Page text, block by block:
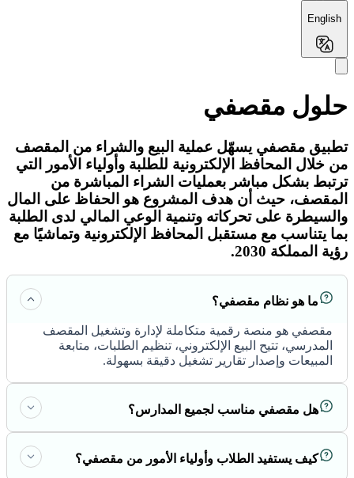
English
حلول مقصفي
تطبيق مقصفي يسهّل عملية البيع والشراء من المقصف
من خلال المحافظ الإلكترونية للطلبة وأولياء الأمور التي
ترتبط بشكل مباشر بعمليات الشراء المباشرة من
المقصف، حيث أن هدف المشروع هو الحفاظ على المال
والسيطرة على تحركاته وتنمية الوعي المالي لدى الطلبة
بما يتناسب مع مستقبل المحافظ الإلكترونية وتماشيًا مع
رؤية المملكة 2030.
ما هو نظام مقصفي؟
مقصفي هو منصة رقمية متكاملة لإدارة وتشغيل المقصف
المدرسي، تتيح البيع الإلكتروني، تنظيم الطلبات، متابعة
المبيعات وإصدار تقارير تشغيل دقيقة بسهولة.
هل مقصفي مناسب لجميع المدارس؟
كيف يستفيد الطلاب وأولياء الأمور من مقصفي؟